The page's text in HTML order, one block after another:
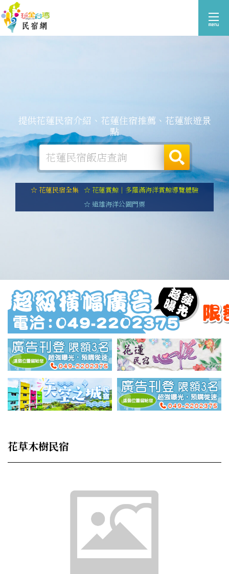
提供花蓮民宿介紹、花蓮住宿推薦、花蓮旅遊景
點
☆ 花蓮民宿全集 ☆ 花蓮賞鯨｜多羅滿海洋賞鯨導覽體驗
☆ 遠雄海洋公園門票
花草木樹民宿